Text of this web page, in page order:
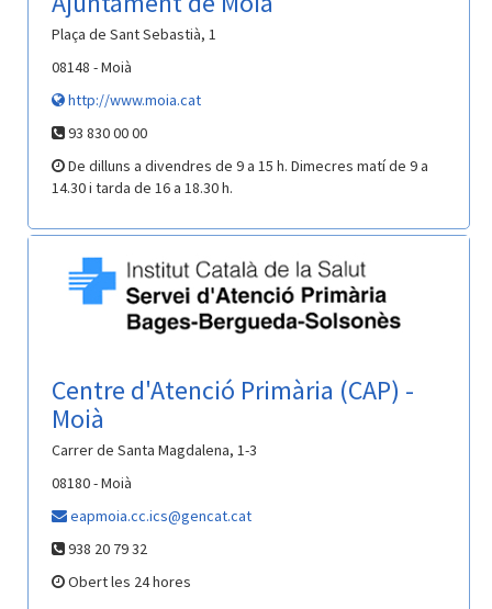
Plaça de Sant Sebastià, 1
08148 - Moià
http://www.moia.cat
93 830 00 00
De dilluns a divendres de 9 a 15 h. Dimecres matí de 9 a
14.30 i tarda de 16 a 18.30 h.
Centre d'Atenció Primària (CAP) -
Moià
Carrer de Santa Magdalena, 1-3
08180 - Moià
eapmoia.cc.ics@gencat.cat
938 20 79 32
Obert les 24 hores